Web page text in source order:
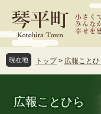
ジ
先
頭
ュ
を
飛
現在地 トップ > 広報ことひ
広報ことひら